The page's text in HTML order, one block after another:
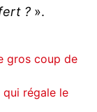
? ».
gros coup de
qui régale le